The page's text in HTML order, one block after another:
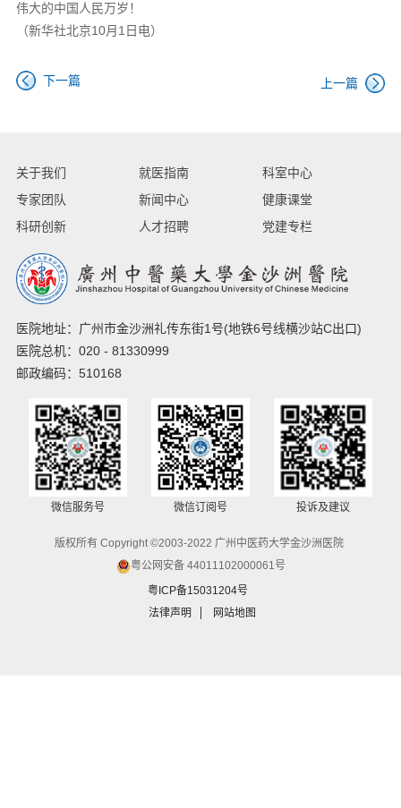
伟大的中国人民万岁！
（新华社北京10月1日电）
下一篇 上一篇
关于我们 就医指南
科室中心
专家团队
新闻中心
健康课堂
科研创新
人才招聘 党建专栏
医院地址：广州市金沙洲礼传东街1号(地铁6号线横沙站C出口)
医院总机：020 - 81330999
邮政编码：510168
微信服务号 微信订阅号 投诉及建议
版权所有 Copyright ©2003-2022 广州中医药大学金沙洲医院
粤公网安备 44011102000061号
粤ICP备15031204号
法律声明
网站地图